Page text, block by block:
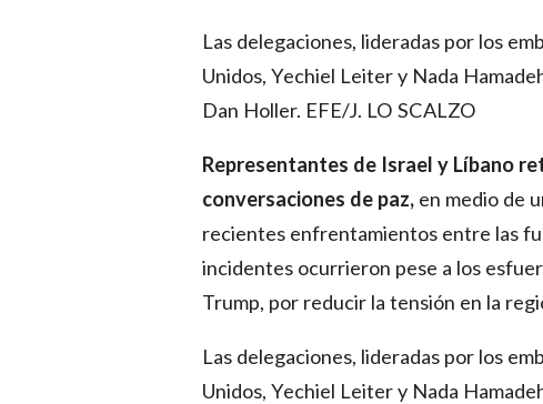
Las delegaciones, lideradas por los
Unidos, Yechiel Leiter y Nada
Dan Holler. EFE/J. LO SCALZO
Representantes de Israel y Líbano
conversaciones de paz, en medio de
recientes enfrentamientos entre las
incidentes ocurrieron pese a los
Trump, por reducir la tensión en la
Las delegaciones, lideradas por los
Unidos, Yechiel Leiter y Nada